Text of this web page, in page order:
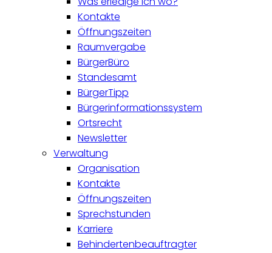
Kontakte
Öffnungszeiten
Raumvergabe
BürgerBüro
Standesamt
BürgerTipp
Bürgerinformationssystem
Ortsrecht
Newsletter
Verwaltung
Organisation
Kontakte
Öffnungszeiten
Sprechstunden
Karriere
Behindertenbeauftragter